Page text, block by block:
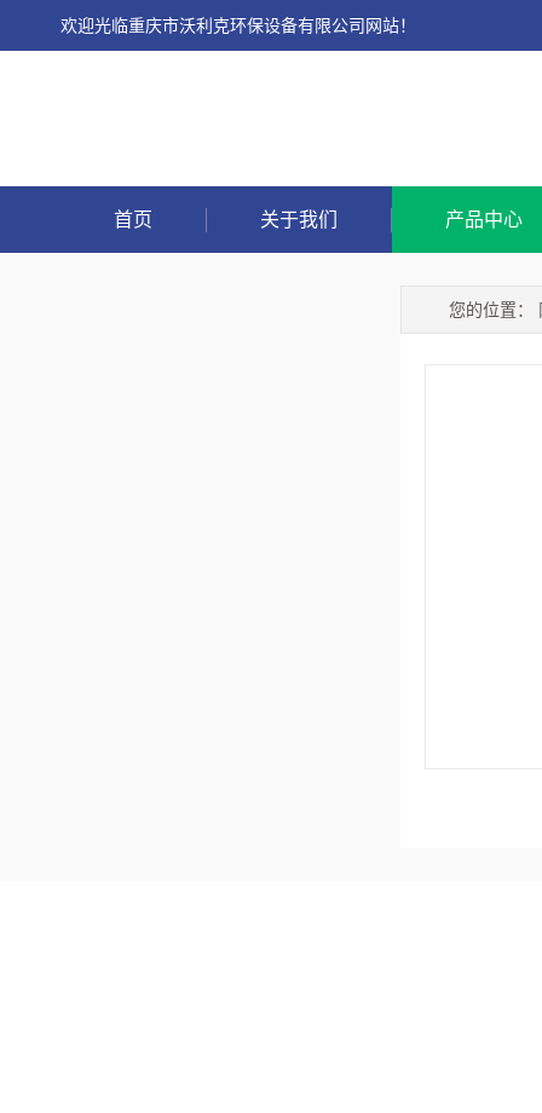
欢迎光临重庆市沃利克环保设备有限公司网站！
首页 关于我们 产品中心
您的位置：